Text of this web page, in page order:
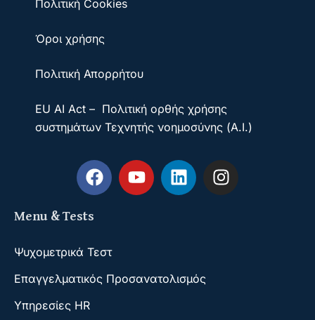
Πολιτική Cookies
Όροι χρήσης
Πολιτική Απορρήτου
EU AI Act – Πολιτική ορθής χρήσης
συστημάτων Τεχνητής νοημοσύνης (A.I.)
Menu & Tests
Ψυχομετρικά Τεστ
Επαγγελματικός Προσανατολισμός
Υπηρεσίες HR